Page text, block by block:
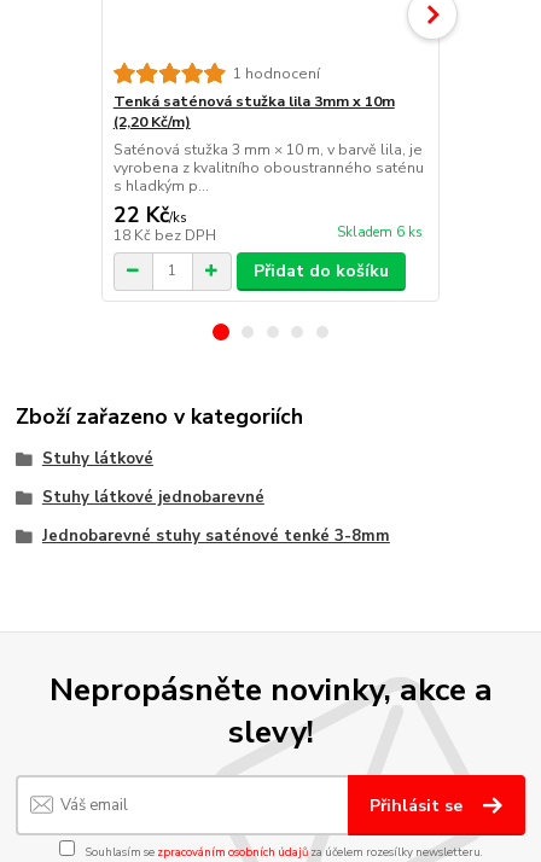
1 hodnocení
Tenká saténová stužka lila 3mm x 10m
(2,20 Kč/m)
Saténová stužka 3 mm × 10 m, v barvě lila, je
vyrobena z kvalitního oboustranného saténu
s hladkým p...
22 Kč/ks
18 Kč bez DPH Skladem 6 ks
Přidat do košíku
Zboží zařazeno v kategoriích
Stuhy látkové
Stuhy látkové jednobarevné
Jednobarevné stuhy saténové tenké 3-8mm
Nepropásněte novinky, akce a
slevy!
Přihlásit se
Souhlasím se zpracováním osobních údajůza účelem rozesílky newsletteru.